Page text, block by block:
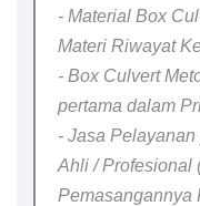
- Material Box
Materi Riwayat
- Box Culvert
pertama dalam
- Jasa
Ahli / Profesional
Pemasangannya